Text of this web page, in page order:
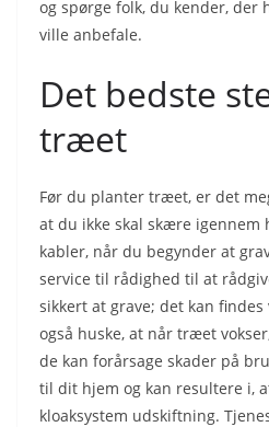
og spørge folk, du kender, der
ville anbefale.
Det bedste
træet
Før du planter træet, er det
at du ikke skal skære
kabler, når du begynder at
service til rådighed til at
sikkert at grave; det kan
også huske, at når træet
de kan forårsage skader på
til dit hjem og kan resultere i,
kloaksystem udskiftning.